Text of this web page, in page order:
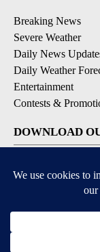
Breaking News
Severe Weather
Daily News
Daily Weather
Entertainment
Contests &
DOWNLOAD